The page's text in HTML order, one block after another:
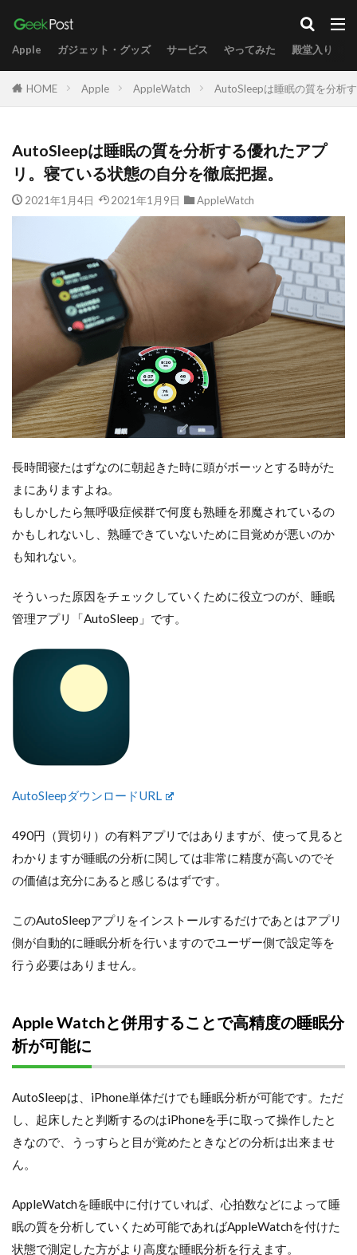
Apple ガジェット・グッズ サービス やってみた 殿堂入り
HOME Apple AppleWatch AutoSleepは睡眠の質を分析
AutoSleepは睡眠の質を分析する優れたアプ
リ。寝ている状態の自分を徹底把握。
2021年1月4日 2021年1月9日 AppleWatch
長時間寝たはずなのに朝起きた時に頭がボーッとする時がた
まにありますよね。
もしかしたら無呼吸症候群で何度も熟睡を邪魔されているの
かもしれないし、熟睡できていないために目覚めが悪いのか
も知れない。
そういった原因をチェックしていくために役立つのが、睡眠
管理アプリ「AutoSleep」です。
AutoSleepダウンロードURL
490円（買切り）の有料アプリではありますが、使って見ると
わかりますが睡眠の分析に関しては非常に精度が高いのでそ
の価値は充分にあると感じるはずです。
このAutoSleepアプリをインストールするだけであとはアプリ
側が自動的に睡眠分析を行いますのでユーザー側で設定等を
行う必要はありません。
Apple Watchと併用することで高精度の睡眠分
析が可能に
AutoSleepは、iPhone単体だけでも睡眠分析が可能です。ただ
し、起床したと判断するのはiPhoneを手に取って操作したと
きなので、うっすらと目が覚めたときなどの分析は出来ませ
ん。
AppleWatchを睡眠中に付けていれば、心拍数などによって睡
眠の質を分析していくため可能であればAppleWatchを付けた
状態で測定した方がより高度な睡眠分析を行えます。